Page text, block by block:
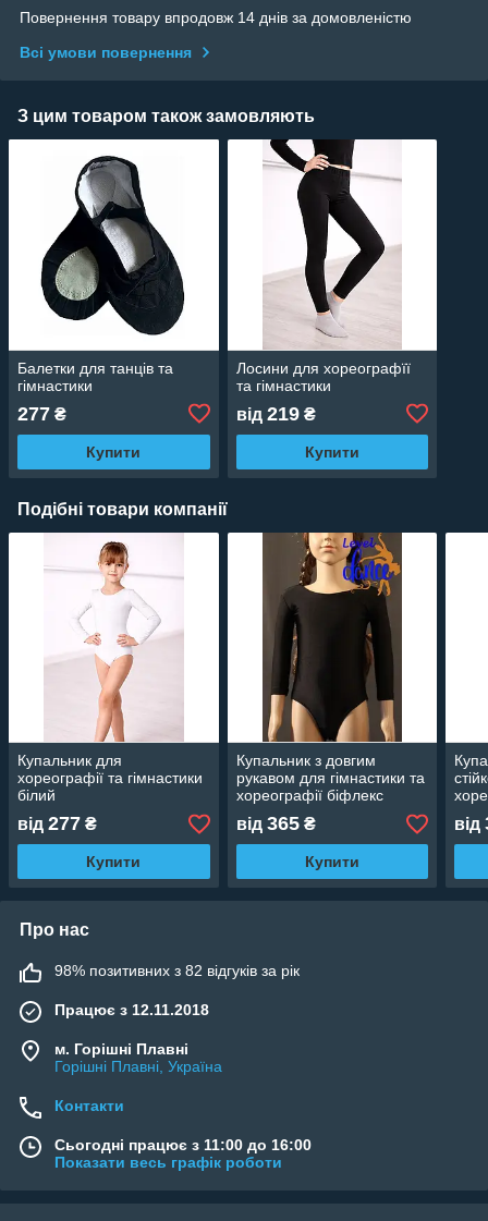
Повернення товару впродовж 14 днів за домовленістю
Всі умови повернення
З цим товаром також замовляють
Балетки для танців та
гімнастики
277 ₴
Купити
Лосини для хореографїї
та гімнастики
від 219₴
Купити
Подібні товари компанії
Купальник для
хореографії та гімнастики
білий
від 277 ₴
Купити
Купальник з довгим
рукавом для гімнастики та
хореографії біфлекс
від 365₴
Купити
від
Про нас
98% позитивних з 82 відгуків за рік
Працює з 12.11.2018
м. Горішні Плавні
Горішні Плавні, Україна
Контакти
Сьогодні працює з 11:00 до 16:00
Показати весь графік роботи